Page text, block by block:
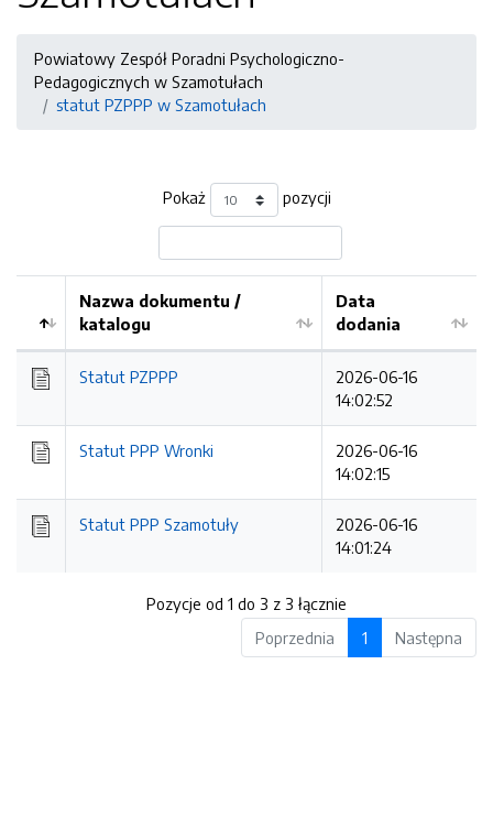
Powiatowy Zespół Poradni Psychologiczno-
Pedagogicznych w Szamotułach
statut PZPPP w Szamotułach
Pokaż pozycji
Kolejność
Nazwa dokumentu /
katalogu
Data
dodania
Statut PZPPP
2026-06-16
14:02:52
Statut PPP Wronki
2026-06-16
14:02:15
Statut PPP Szamotuły
2026-06-16
14:01:24
Pozycje od 1 do 3 z 3 łącznie
Poprzednia
1 Następna